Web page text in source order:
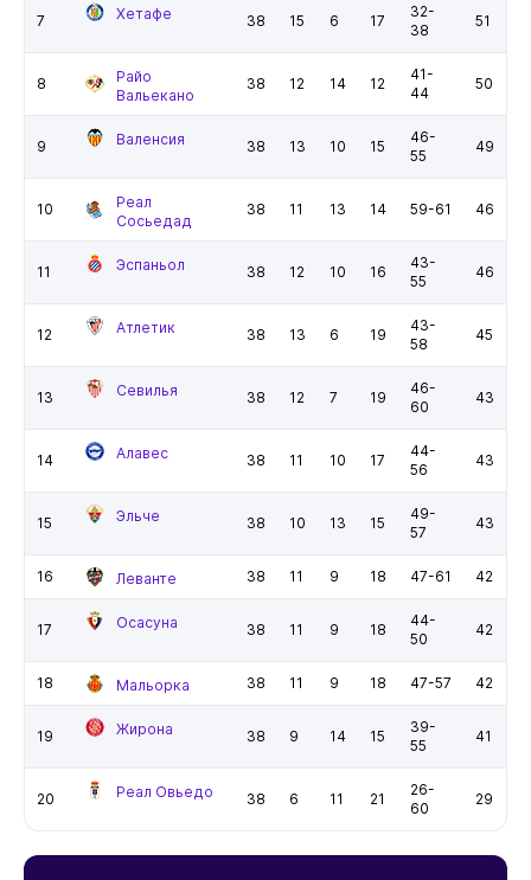
7 Хетафе 38 15 6 17
32-
38
51
8
Райо
Вальекано
38 12 14 12
41-
44
50
9 Валенсия 38 13 10 15
46-
55
49
10
Реал
Сосьедад
38 11 13 14 59-61 46
11 Эспаньол 38 12 10 16
43-
55
46
12 Атлетик 38 13 6 19
43-
58
45
13 Севилья 38 12 7 19
46-
60
43
14 Алавес 38 11 10 17
44-
56
43
15 Эльче 38 10 13 15
49-
57
43
16 Леванте 38 11 9 18 47-61 42
17 Осасуна 38 11 9 18
44-
50
42
18 Мальорка 38 11 9 18 47-57 42
19 Жирона 38 9 14 15
39-
55
41
20 Реал Овьедо 38 6 11 21
26-
60
29